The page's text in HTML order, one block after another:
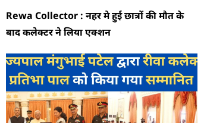
Rewa Collector : नहर मे हुई छात्रों की मौत के
बाद कलेक्टर ने लिया एक्शन